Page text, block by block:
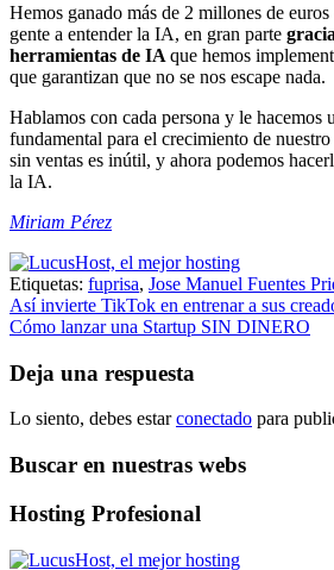
Hemos ganado más de 2 millones de
gente a entender la IA, en gran parte
herramientas de IA que hemos
que garantizan que no se nos escape nada.
Hablamos con cada persona y le hacemos
fundamental para el crecimiento de
sin ventas es inútil, y ahora podemos
la IA.
Miriam Pérez
Etiquetas: fuprisa, Jose Manuel Fuentes
Navegación
de
entradas
Así invierte TikTok en entrenar a sus
Cómo lanzar una Startup SIN DINERO
Deja una respuesta
Lo siento, debes estarconectado para
Buscar en nuestras webs
Hosting Profesional